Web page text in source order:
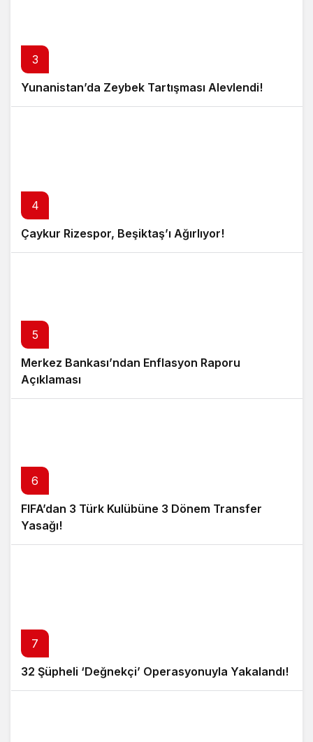
3
Yunanistan’da Zeybek Tartışması Alevlendi!
4
Çaykur Rizespor, Beşiktaş’ı Ağırlıyor!
5
Merkez Bankası’ndan Enflasyon Raporu
Açıklaması
6
FIFA’dan 3 Türk Kulübüne 3 Dönem Transfer
Yasağı!
7
32 Şüpheli ‘Değnekçi’ Operasyonuyla Yakalandı!